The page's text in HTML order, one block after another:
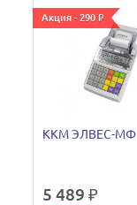
Акция - 290 ₽
ККМ ЭЛВЕС-МФ
5 489 ₽